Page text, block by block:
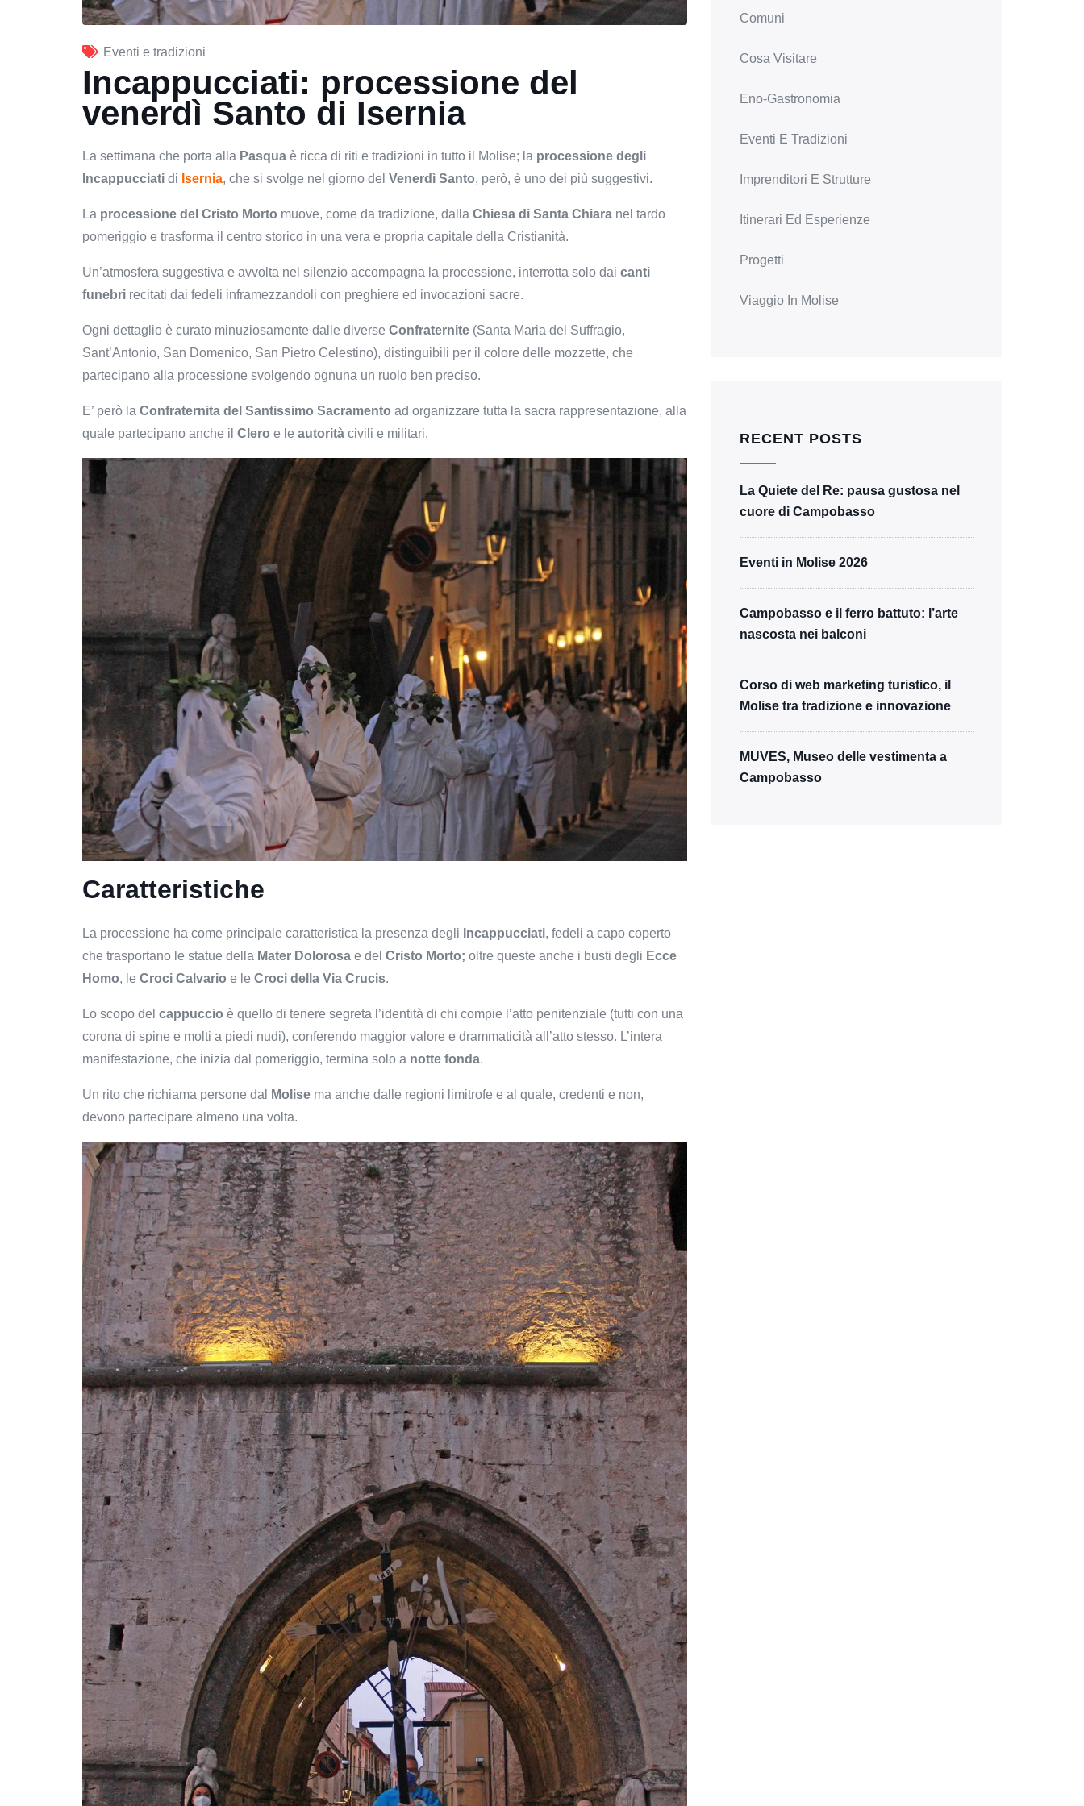
Eventi e tradizioni
Incappucciati: processione del
venerdì Santo di Isernia
La settimana che porta alla Pasqua è ricca di riti e tradizioni in tutto il Molise; la processione degli
Incappucciati di Isernia, che si svolge nel giorno del Venerdì Santo, però, è uno dei più suggestivi.
La processione del Cristo Morto muove, come da tradizione, dalla Chiesa di Santa Chiara nel tardo
pomeriggio e trasforma il centro storico in una vera e propria capitale della Cristianità.
Un’atmosfera suggestiva e avvolta nel silenzio accompagna la processione, interrotta solo dai canti
funebri recitati dai fedeli inframezzandoli con preghiere ed invocazioni sacre.
Ogni dettaglio è curato minuziosamente dalle diverse Confraternite (Santa Maria del Suffragio,
Sant’Antonio, San Domenico, San Pietro Celestino), distinguibili per il colore delle mozzette, che
partecipano alla processione svolgendo ognuna un ruolo ben preciso.
E’ però la Confraternita del Santissimo Sacramento ad organizzare tutta la sacra rappresentazione, alla
quale partecipano anche il Clero e le autorità civili e militari.
Caratteristiche
La processione ha come principale caratteristica la presenza degli Incappucciati, fedeli a capo coperto
che trasportano le statue della Mater Dolorosa e del Cristo Morto; oltre queste anche i busti degli Ecce
Homo, le Croci Calvario e le Croci della Via Crucis.
Lo scopo del cappuccio è quello di tenere segreta l’identità di chi compie l’atto penitenziale (tutti con una
corona di spine e molti a piedi nudi), conferendo maggior valore e drammaticità all’atto stesso. L’intera
manifestazione, che inizia dal pomeriggio, termina solo a notte fonda.
Un rito che richiama persone dal Molise ma anche dalle regioni limitrofe e al quale, credenti e non,
devono partecipare almeno una volta.
Comuni
Cosa Visitare
Eno-Gastronomia
Eventi E Tradizioni
Imprenditori E Strutture
Itinerari Ed Esperienze
Progetti
Viaggio In Molise
RECENT POSTS
La Quiete del Re: pausa gustosa nel
cuore di Campobasso
Eventi in Molise 2026
Campobasso e il ferro battuto: l’arte
nascosta nei balconi
Corso di web marketing turistico, il
Molise tra tradizione e innovazione
MUVES, Museo delle vestimenta a
Campobasso